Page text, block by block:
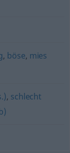
, böse, mies
, schlecht